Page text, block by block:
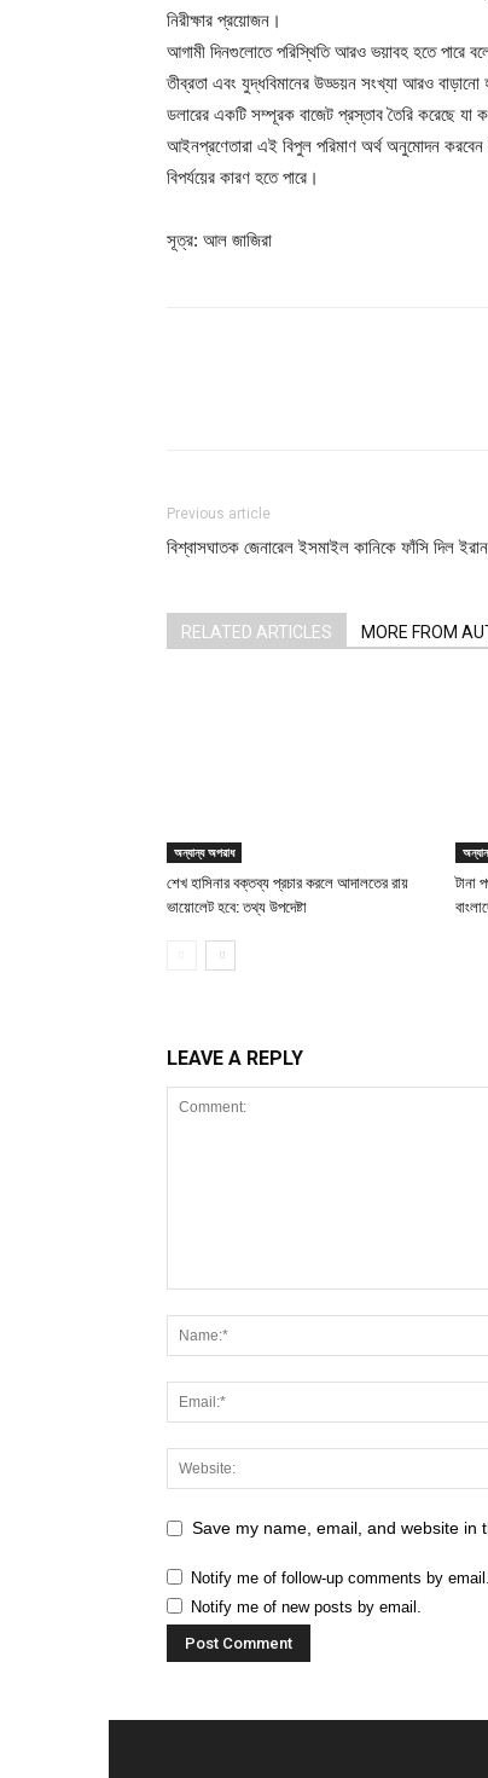
নিরীক্ষার প্রয়োজন।
আগামী দিনগুলোতে পরিস্থিতি আরও ভয়াবহ হতে পারে বলে
তীব্রতা এবং যুদ্ধবিমানের উড্ডয়ন সংখ্যা আরও
ডলারের একটি সম্পূরক বাজেট প্রস্তাব তৈরি করেছে যা
আইনপ্রণেতারা এই বিপুল পরিমাণ অর্থ অনুমোদন করবেন
বিপর্যয়ের কারণ হতে পারে।
সূত্র: আল জাজিরা
Previous article
বিশ্বাসঘাতক জেনারেল ইসমাইল কানিকে ফাঁসি দিল ইরান
RELATED ARTICLES MORE FROM
অন্যান্য অপরাধ
শেখ হাসিনার বক্তব্য প্রচার করলে আদালতের রায়
ভায়োলেট হবে: তথ্য উপদেষ্টা
টানা
LEAVE A REPLY
Save my name, email, and website in
Notify me of follow-up comments by email.
Notify me of new posts by email.